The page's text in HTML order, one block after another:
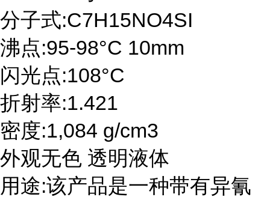
分子式:C7H15NO4SI
沸点:95-98°C 10mm
闪光点:108°C
折射率:1.421
密度:1,084 g/cm3
外观无色 透明液体
用途:该产品是一种带有异氰